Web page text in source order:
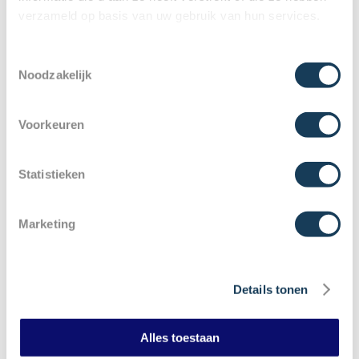
Noodzakelijk
Voorkeuren
Statistieken
Marketing
Details tonen
Alles toestaan
Telefoonnummer
Bio*